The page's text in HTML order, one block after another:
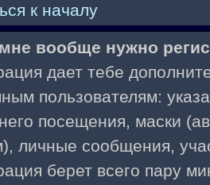
к началу
вообще нужно
дает тебе
пользователям:
посещения, маски
личные сообщения,
берет всего пару